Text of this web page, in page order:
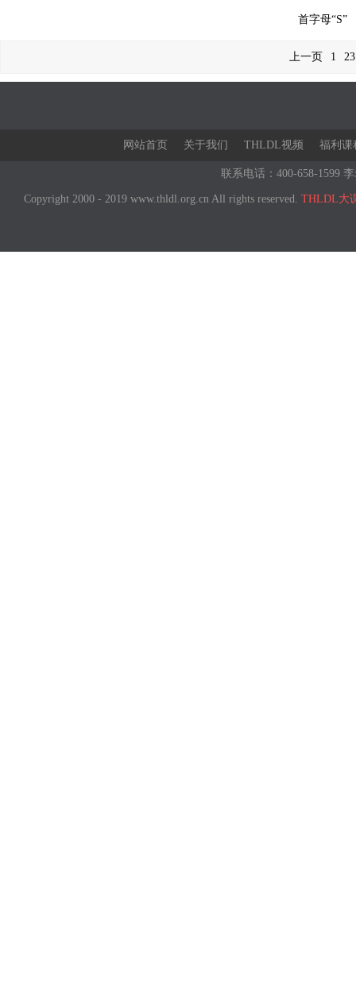
首字母
上一页 1 23
网站首页 关于我们 THLDL视频 福利课
联系电话：400-658-1599
Copyright 2000 - 2019 www.thldl.org.cn All rights reserved. THLDL大